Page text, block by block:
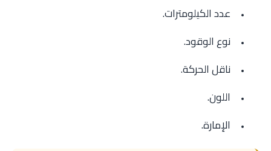
عدد الكيلومترات.
نوع الوقود.
ناقل الحركة.
اللون.
الإمارة.